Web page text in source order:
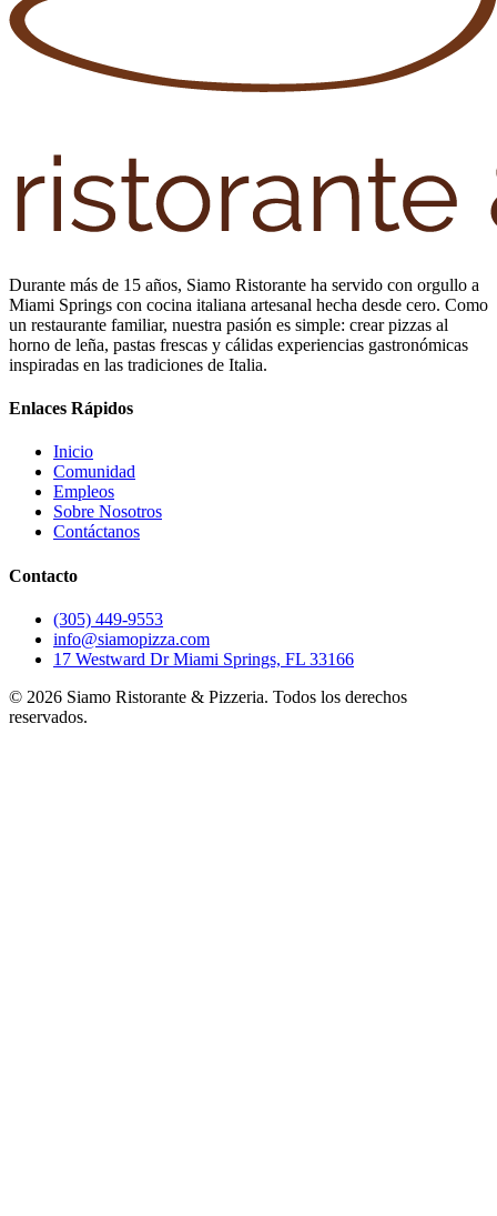
Durante más de 15 años, Siamo Ristorante ha servido con orgullo a
Miami Springs con cocina italiana artesanal hecha desde cero. Como
un restaurante familiar, nuestra pasión es simple: crear pizzas al
horno de leña, pastas frescas y cálidas experiencias gastronómicas
inspiradas en las tradiciones de Italia.
Enlaces Rápidos
Inicio
Comunidad
Empleos
Sobre Nosotros
Contáctanos
Contacto
(305) 449-9553
info@siamopizza.com
17 Westward Dr Miami Springs, FL 33166
© 2026 Siamo Ristorante & Pizzeria. Todos los derechos
reservados.